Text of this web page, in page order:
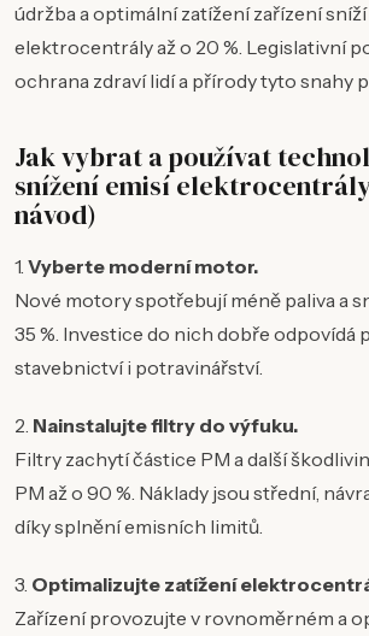
údržba a optimální zatížení zařízení
elektrocentrály až o 20 %. Legislativní
ochrana zdraví lidí a přírody tyto snahy
Jak vybrat a používat
snížení emisí
návod)
1. Vyberte moderní motor.
Nové motory spotřebují méně paliva a
35 %. Investice do nich dobře odpovídá
stavebnictví i potravinářství.
2. Nainstalujte filtry do výfuku.
Filtry zachytí částice PM a další
PM až o 90 %. Náklady jsou střední,
díky splnění emisních limitů.
3. Optimalizujte zatížení
Zařízení provozujte v rovnoměrném a